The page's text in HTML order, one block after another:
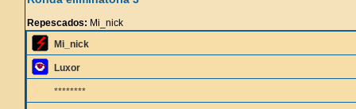
Repescados: Mi_nick
Mi_nick
Luxor
********